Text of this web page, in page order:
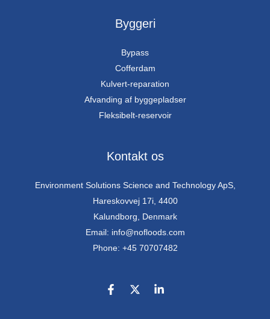
Byggeri
Bypass
Cofferdam
Kulvert-reparation
Afvanding af byggepladser
Fleksibelt-reservoir
Kontakt os
Environment Solutions Science and Technology ApS,
Hareskovvej 17i, 4400
Kalundborg, Denmark
Email: info@nofloods.com
Phone: +45 70707482